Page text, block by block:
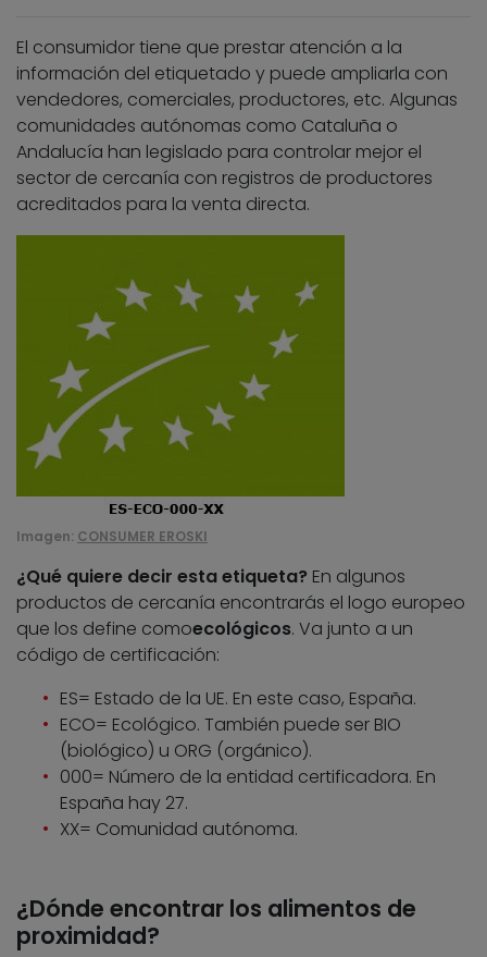
El consumidor tiene que prestar atención a la
información del etiquetado y puede ampliarla con
vendedores, comerciales, productores, etc. Algunas
comunidades autónomas como Cataluña o
Andalucía han legislado para controlar mejor el
sector de cercanía con registros de productores
acreditados para la venta directa.
Imagen: CONSUMER EROSKI
¿Qué quiere decir esta etiqueta? En algunos
productos de cercanía encontrarás el logo europeo
que los define comoecológicos. Va junto a un
código de certificación:
ES= Estado de la UE. En este caso, España.
ECO= Ecológico. También puede ser BIO
(biológico) u ORG (orgánico).
000= Número de la entidad certificadora. En
España hay 27.
XX= Comunidad autónoma.
¿Dónde encontrar los alimentos de
proximidad?